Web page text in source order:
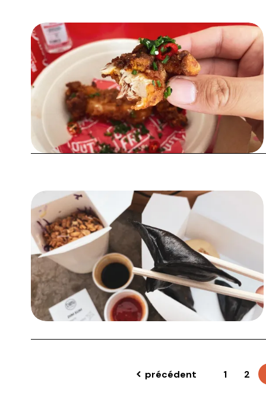
précédent 1 2